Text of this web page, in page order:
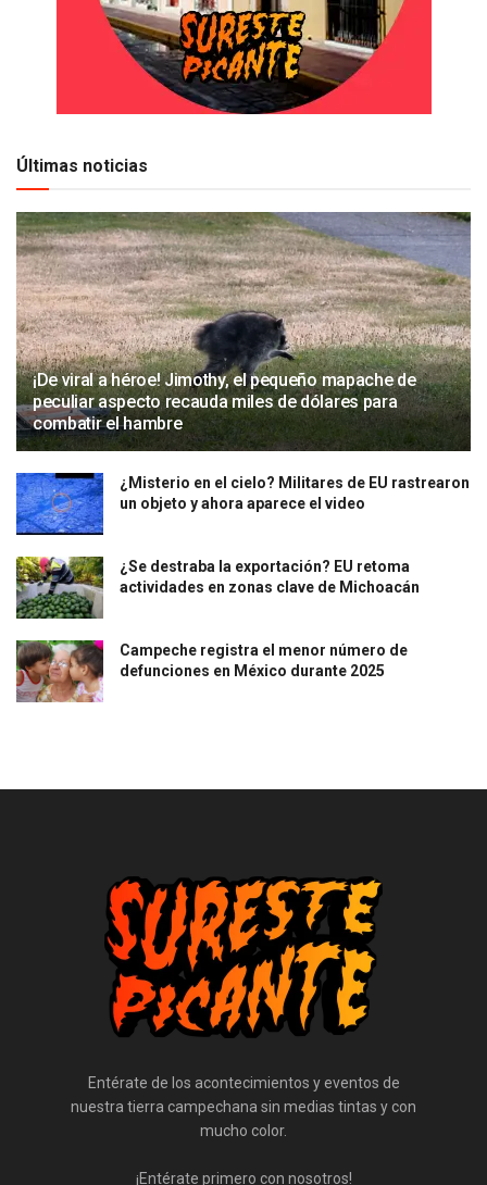
Últimas noticias
¡De viral a héroe! Jimothy, el pequeño mapache de
peculiar aspecto recauda miles de dólares para
combatir el hambre
¿Misterio en el cielo? Militares de EU rastrearon
un objeto y ahora aparece el video
¿Se destraba la exportación? EU retoma
actividades en zonas clave de Michoacán
Campeche registra el menor número de
defunciones en México durante 2025
Entérate de los acontecimientos y eventos de
nuestra tierra campechana sin medias tintas y con
mucho color.
¡Entérate primero con nosotros!